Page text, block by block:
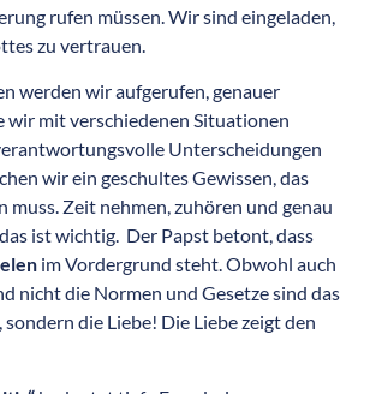
rufen müssen. Wir sind eingeladen,
zu vertrauen.
werden wir aufgerufen, genauer
wir mit verschiedenen Situationen
Unterscheidungen
wir ein geschultes Gewissen, das
muss. Zeit nehmen, zuhören und genau
ist wichtig. Der Papst betont, dass
im Vordergrund steht. Obwohl auch
nicht die Normen und Gesetze sind das
die Liebe! Die Liebe zeigt den